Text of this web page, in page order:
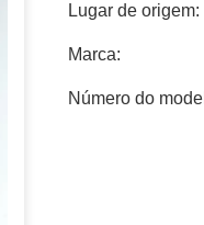
Lugar de origem:
Marca:
Número do